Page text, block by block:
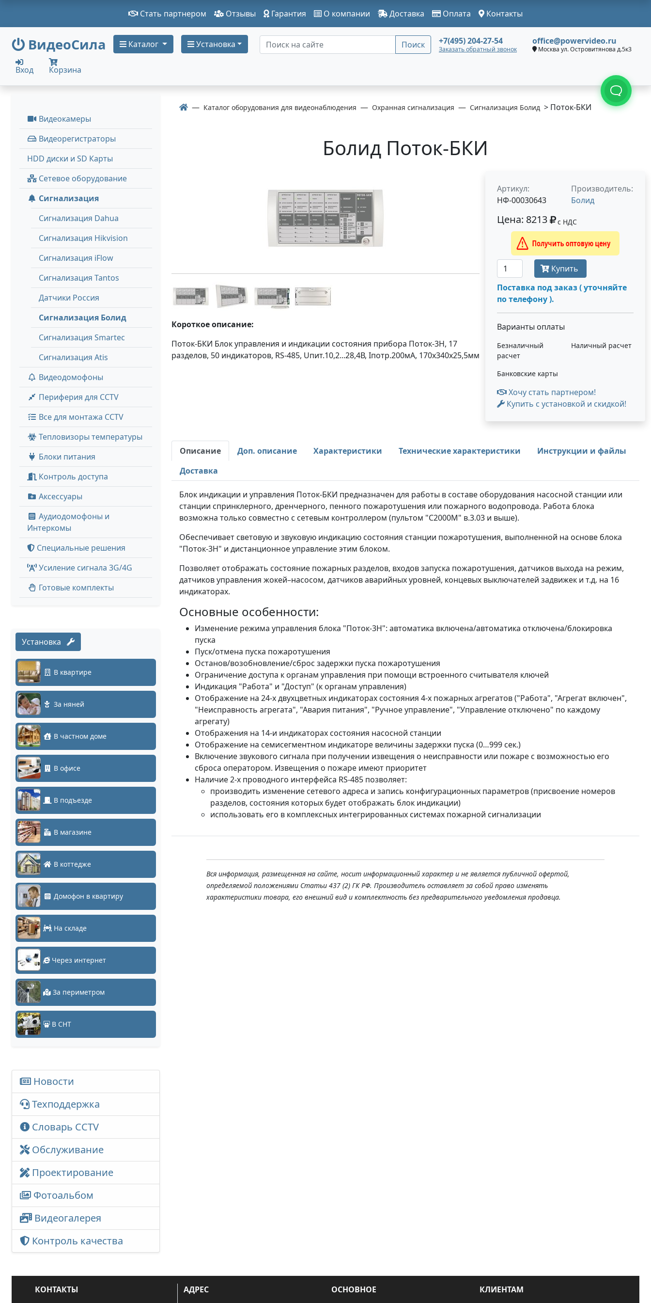
Стать партнером Отзывы Гарантия О компании Доставка Оплата Контакты
ВидеоСила Каталог Установка Поиск +7(495) 204-27-54
Заказать обратный звонок
office@powervideo.ru
Москва ул. Островитянова д.5к3
Вход Корзина
Видеокамеры
Видеорегистраторы
HDD диски и SD Карты
Сетевое оборудование
Сигнализация
Сигнализация Dahua
Сигнализация Hikvision
Сигнализация iFlow
Сигнализация Tantos
Датчики Россия
Сигнализация Болид
Сигнализация Smartec
Сигнализация Atis
Видеодомофоны
Периферия для CCTV
Все для монтажа CCTV
Тепловизоры температуры
Блоки питания
Контроль доступа
Аксессуары
Аудиодомофоны и
Интеркомы
Специальные решения
Усиление сигнала 3G/4G
Готовые комплекты
Установка
В квартире
За няней
В частном доме
В офисе
В подъезде
В магазине
В коттедже
Домофон в квартиру
На складе
Через интернет
За периметром
В СНТ
Новости
Техподдержка
Словарь CCTV
Обслуживание
Проектирование
Фотоальбом
Видеогалерея
Контроль качества
Каталог оборудования для видеонаблюдения Охранная сигнализация Сигнализация Болид > Поток-БКИ
Болид Поток-БКИ
Короткое описание:
Поток-БКИ Блок управления и индикации состояния прибора Поток-3Н, 17
разделов, 50 индикаторов, RS-485, Uпит.10,2...28,4В, Iпотр.200мА, 170х340х25,5мм
Артикул:
НФ-00030643
Производитель:
Болид
Цена: 8213 с НДС
Получить оптовую цену
Купить
Поставка под заказ ( уточняйте
по телефону ).
Варианты оплаты
Безналичный
расчет
Наличный расчет
Банковские карты
Хочу стать партнером!
Купить с установкой и скидкой!
Описание Доп. описание Характеристики Технические характеристики
Инструкции и файлы
Доставка
Блок индикации и управления Поток-БКИ предназначен для работы в составе оборудования насосной станции или
станции спринклерного, дренчерного, пенного пожаротушения или пожарного водопровода. Работа блока
возможна только совместно с сетевым контроллером (пультом "С2000М" в.3.03 и выше).
Обеспечивает световую и звуковую индикацию состояния станции пожаротушения, выполненной на основе блока
"Поток-3Н" и дистанционное управление этим блоком.
Позволяет отображать состояние пожарных разделов, входов запуска пожаротушения, датчиков выхода на режим,
датчиков управления жокей–насосом, датчиков аварийных уровней, концевых выключателей задвижек и т.д. на 16
индикаторах.
Основные особенности:
Изменение режима управления блока "Поток-3Н": автоматика включена/автоматика отключена/блокировка
пуска
Пуск/отмена пуска пожаротушения
Останов/возобновление/сброс задержки пуска пожаротушения
Ограничение доступа к органам управления при помощи встроенного считывателя ключей
Индикация "Работа" и "Доступ" (к органам управления)
Отображение на 24-х двухцветных индикаторах состояния 4-х пожарных агрегатов ("Работа", "Агрегат включен",
"Неисправность агрегата", "Авария питания", "Ручное управление", "Управление отключено" по каждому
агрегату)
Отображения на 14-и индикаторах состояния насосной станции
Отображение на семисегментном индикаторе величины задержки пуска (0…999 сек.)
Включение звукового сигнала при получении извещения о неисправности или пожаре с возможностью его
сброса оператором. Извещения о пожаре имеют приоритет
Наличие 2-х проводного интерфейса RS-485 позволяет:
производить изменение сетевого адреса и запись конфигурационных параметров (присвоение номеров
разделов, состояния которых будет отображать блок индикации)
использовать его в комплексных интегрированных системах пожарной сигнализации
Вся информация, размещенная на сайте, носит информационный характер и не является публичной офертой,
определяемой положениями Статьи 437 (2) ГК РФ. Производитель оставляет за собой право изменять
характеристики товара, его внешний вид и комплектность без предварительного уведомления продавца.
КОНТАКТЫ АДРЕС ОСНОВНОЕ КЛИЕНТАМ